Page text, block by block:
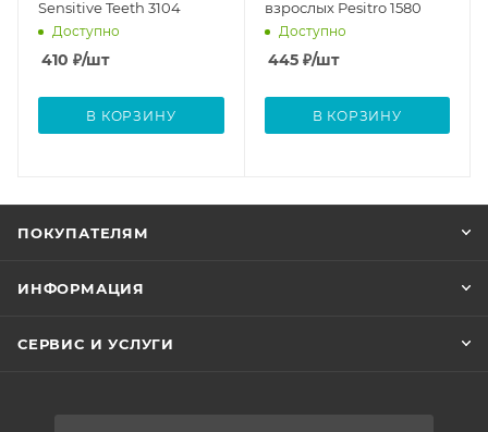
Sensitive Teeth 3104
Доступно
410 ₽/шт
В КОРЗИНУ
взрослых Pesitro 1580
Доступно
445₽/шт
В КОРЗИНУ
ПОКУПАТЕЛЯМ
ИНФОРМАЦИЯ
СЕРВИС И УСЛУГИ